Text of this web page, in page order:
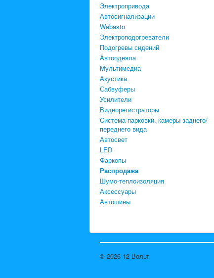
Электропривода
Автосигнализации
Webasto
Электроподогреватели
Подогревы сидений
Автоодеяла
Мультимедиа
Акустика
Сабвуферы
Усилители
Видеорегистраторы
Cистема парковки, камеры заднего/
переднего вида
Автосвет
LED
Фаркопы
Распродажа
Шумо-теплоизоляция
Аксессуары
Автошины
© 2026 12 Вольт